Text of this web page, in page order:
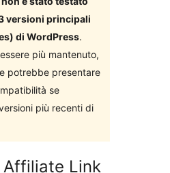
versioni principali
di WordPress.
più mantenuto,
potrebbe presentare
se
più recenti di
Affiliate Link